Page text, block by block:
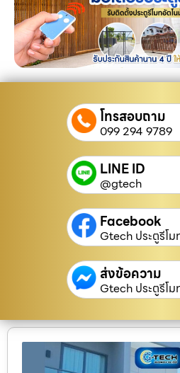
โทรสอบถาม
099 294 9789
LINE ID
@gtech
Facebook
Gtech ประตูรีโม
ส่งข้อความ
Gtech ประตูรีโม